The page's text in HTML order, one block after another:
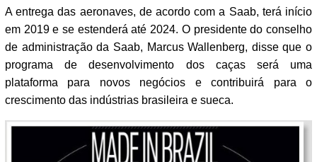
A entrega das aeronaves, de acordo com a Saab, terá início
em 2019 e se estenderá até 2024. O presidente do conselho
de administração da Saab, Marcus Wallenberg, disse que o
programa de desenvolvimento dos caças será uma
plataforma para novos negócios e contribuirá para o
crescimento das indústrias brasileira e sueca.